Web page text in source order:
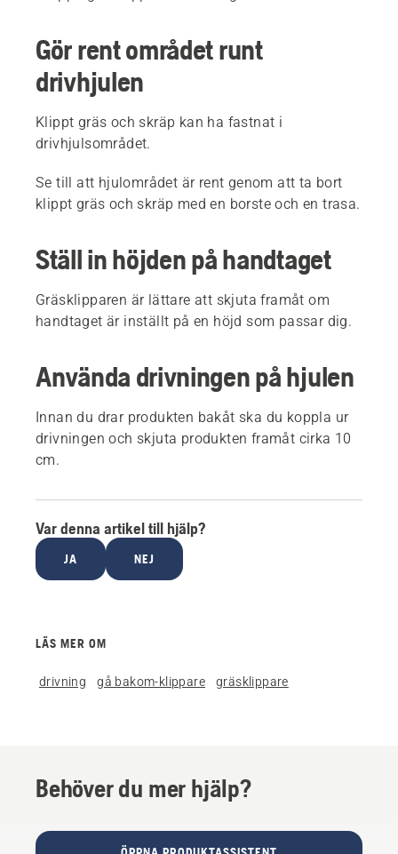
Gör rent området runt
drivhjulen
Klippt gräs och skräp kan ha fastnat i
drivhjulsområdet.
Se till att hjulområdet är rent genom att ta bort
klippt gräs och skräp med en borste och en trasa.
Ställ in höjden på handtaget
Gräsklipparen är lättare att skjuta framåt om
handtaget är inställt på en höjd som passar dig.
Använda drivningen på hjulen
Innan du drar produkten bakåt ska du koppla ur
drivningen och skjuta produkten framåt cirka 10
cm.
Var denna artikel till hjälp?
JA NEJ
LÄS MER OM
drivning gå bakom-klippare gräsklippare
Behöver du mer hjälp?